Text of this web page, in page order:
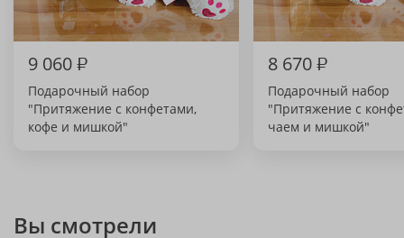
9 060₽
Подарочный набор
"Притяжение с конфетами,
кофе и мишкой"
8 670₽
Подарочный набор
"Притяжение с
чаем и мишкой"
Вы смотрели